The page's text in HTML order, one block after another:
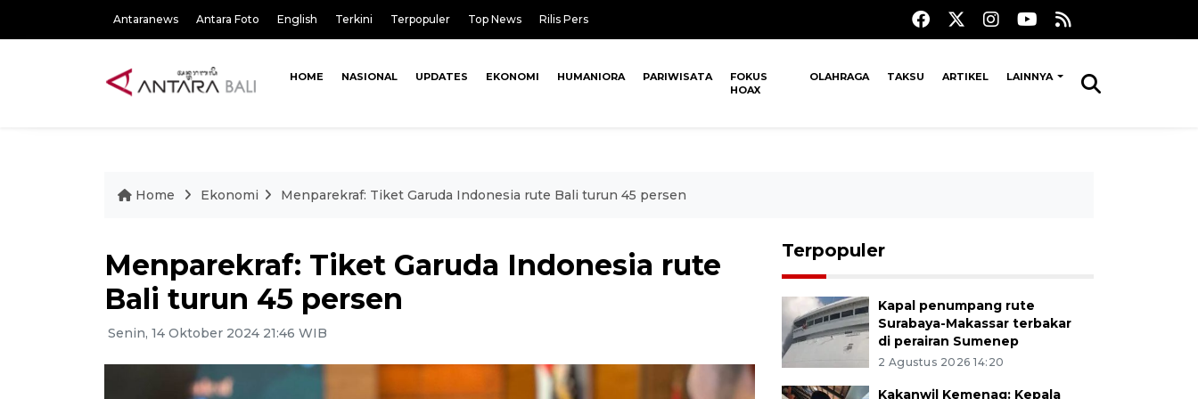
Antaranews Antara Foto English Terkini Terpopuler Top News Rilis Pers
HOME NASIONAL UPDATES EKONOMI HUMANIORA PARIWISATA
FOKUS
HOAX
OLAHRAGA TAKSU ARTIKEL LAINNYA
Home Ekonomi Menparekraf: Tiket Garuda Indonesia rute Bali turun 45 persen
Menparekraf: Tiket Garuda Indonesia rute
Bali turun 45 persen
Senin, 14 Oktober 2024 21:46 WIB
Terpopuler
Kapal penumpang rute
Surabaya-Makassar terbakar
di perairan Sumenep
2 Agustus 2026 14:20
Kakanwil Kemenag: Kepala